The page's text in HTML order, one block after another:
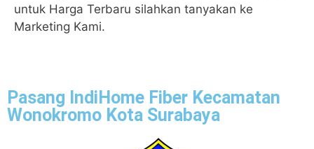
untuk Harga Terbaru silahkan tanyakan ke
Marketing Kami.
Pasang IndiHome Fiber Kecamatan
Wonokromo Kota Surabaya